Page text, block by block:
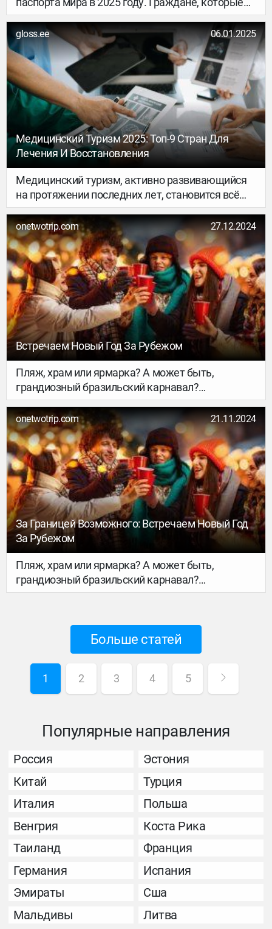
обладают ими, имеют возможность
путешествовать по странам без дополнительных
виз.
gloss.ee 06.01.2025
Медицинский Туризм 2025: Топ-9 Стран Для
Лечения И Восстановления
Медицинский туризм, активно развивающийся
на протяжении последних лет, становится всё
более популярным. Причин для этого несколько:
стремление найти более доступное лечение,
желание получить доступ к новейшим
технологиям или услугам, недоступным в родной
стране, или даже совмещение лечения с
путешествием в новые места. В 2025 году на
карте медицинского туризма появились страны,
которые отличаются высоким уровнем
медицинской помощи и специализированными
направлениями лечения. Вот несколько
ключевых направлений.
onetwotrip.com 27.12.2024
Встречаем Новый Год За Рубежом
Пляж, храм или ярмарка? А может быть,
грандиозный бразильский карнавал?
Рассказываем, где и как можно встретить 2025
год, чтобы он точно удался. Ловите 10 вариантов
и планируйте, как пройдёт главная ночь года.
onetwotrip.com 21.11.2024
За Границей Возможного: Встречаем Новый Год
За Рубежом
Пляж, храм или ярмарка? А может быть,
грандиозный бразильский карнавал?
Рассказываем, где и как можно встретить 2025
и планируйте, как пройдёт главная ночь года.
Больше статей
1 2 3 4 5
Популярные направления
Россия
Эстония
Китай
Турция
Италия
Польша
Венгрия
Коста Рика
Таиланд
Франция
Германия
Испания
Эмираты
Сша
Мальдивы
Литва